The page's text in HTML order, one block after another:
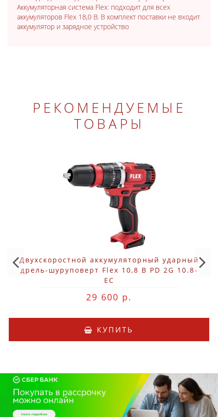
Аккумуляторная система Flex: подходит для всех
аккумуляторов Flex 18,0 В. В комплект поставки не входит
аккумулятор и зарядное устройство
РЕКОМЕНДУЕМЫЕ
ТОВАРЫ
Двухскоростной аккумуляторный ударный
дрель-шуруповерт Flex 10,8 В PD 2G 10.8-
EC
29 600 р.
КУПИТЬ